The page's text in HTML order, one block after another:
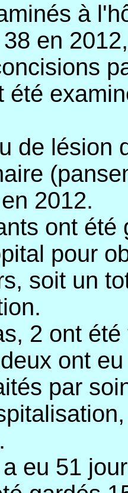
à
en
été
de lésion
2012.
ont
pour
soit un
2 ont
ont
par
eu 51